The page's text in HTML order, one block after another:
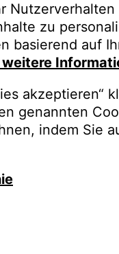
zu
basierend auf
weitere
akzeptieren“
genannten
indem Sie